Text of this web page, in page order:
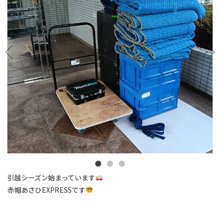
引越シーズン始まっています
赤帽あさひEXPRESSです